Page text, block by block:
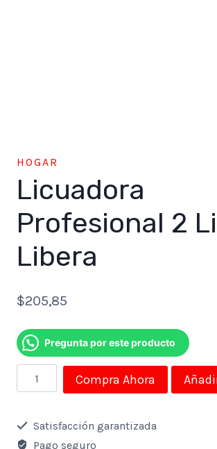
HOGAR
Licuadora
Profesional 2
Libera
$205,85
Pregunta por este producto
Licuadora
Profesional
Litros
Compra Ahora
Satisfacción garantizada
Pago seguro